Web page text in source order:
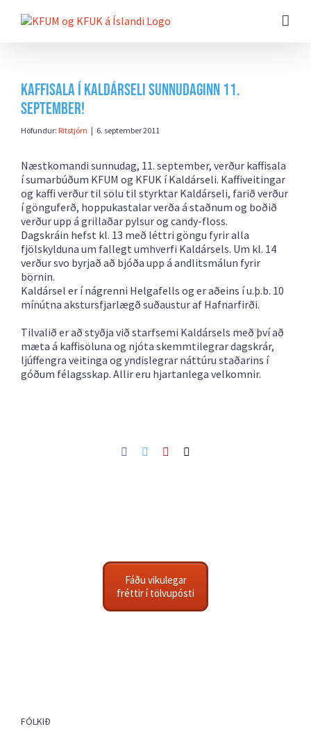
beint
Kaffisala í Kaldárseli sunnudaginn 11.
september!
Höfundur: Ritstjórn | 6. september 2011
Næstkomandi sunnudag, 11. september, verður kaffisala
í sumarbúðum KFUM og KFUK í Kaldárseli. Kaffiveitingar
og kaffi verður til sölu til styrktar Kaldárseli, farið verður
í gönguferð, hoppukastalar verða á staðnum og boðið
verður upp á grillaðar pylsur og candy-floss.
Dagskráin hefst kl. 13 með léttri göngu fyrir alla
fjölskylduna um fallegt umhverfi Kaldársels. Um kl. 14
verður svo byrjað að bjóða upp á andlitsmálun fyrir
börnin.
Kaldársel er í nágrenni Helgafells og er aðeins í u.þ.b. 10
mínútna akstursfjarlægð suðaustur af Hafnarfirði.
Tilvalið er að styðja við starfsemi Kaldársels með því að
mæta á kaffisöluna og njóta skemmtilegrar dagskrár,
ljúffengra veitinga og yndislegrar náttúru staðarins í
góðum félagsskap. Allir eru hjartanlega velkomnir.
Facebook
TwitterPinterest
Fáðu vikulegar
fréttir í tölvupósti
FÓLKIÐ